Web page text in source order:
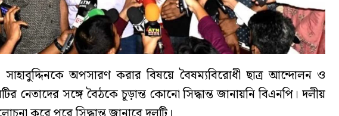
সাহাবুদ্দিনকে অপসারণ করার বিষয়ে বৈষম্যবিরোধী ছাত্র আন্দোলন ও
নেতাদের সঙ্গে বৈঠকে চূড়ান্ত কোনো সিদ্ধান্ত জানায়নি বিএনপি। দলীয়